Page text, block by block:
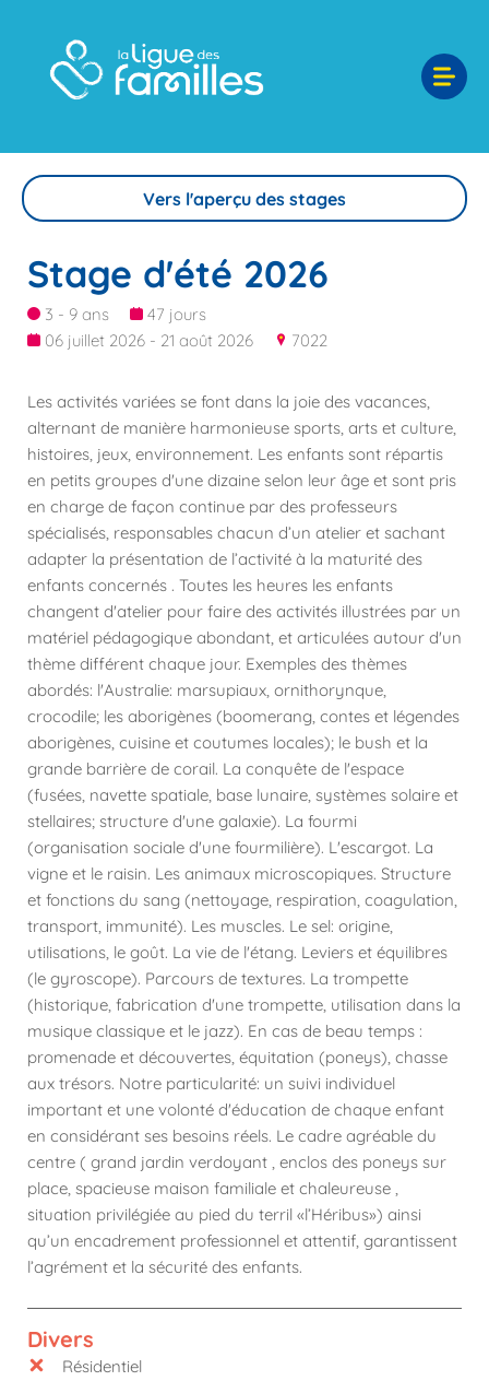
Vers l'aperçu des stages
Stage d'été 2026
3 - 9 ans
47 jours
06 juillet 2026 - 21 août 2026
7022
Les activités variées se font dans la joie des vacances,
alternant de manière harmonieuse sports, arts et culture,
histoires, jeux, environnement. Les enfants sont répartis
en petits groupes d'une dizaine selon leur âge et sont pris
en charge de façon continue par des professeurs
spécialisés, responsables chacun d’un atelier et sachant
adapter la présentation de l’activité à la maturité des
enfants concernés . Toutes les heures les enfants
changent d'atelier pour faire des activités illustrées par un
matériel pédagogique abondant, et articulées autour d'un
thème différent chaque jour. Exemples des thèmes
abordés: l'Australie: marsupiaux, ornithorynque,
crocodile; les aborigènes (boomerang, contes et légendes
aborigènes, cuisine et coutumes locales); le bush et la
grande barrière de corail. La conquête de l'espace
(fusées, navette spatiale, base lunaire, systèmes solaire et
stellaires; structure d'une galaxie). La fourmi
(organisation sociale d'une fourmilière). L'escargot. La
vigne et le raisin. Les animaux microscopiques. Structure
et fonctions du sang (nettoyage, respiration, coagulation,
transport, immunité). Les muscles. Le sel: origine,
utilisations, le goût. La vie de l'étang. Leviers et équilibres
(le gyroscope). Parcours de textures. La trompette
(historique, fabrication d'une trompette, utilisation dans la
musique classique et le jazz). En cas de beau temps :
promenade et découvertes, équitation (poneys), chasse
aux trésors. Notre particularité: un suivi individuel
important et une volonté d'éducation de chaque enfant
en considérant ses besoins réels. Le cadre agréable du
centre ( grand jardin verdoyant , enclos des poneys sur
place, spacieuse maison familiale et chaleureuse ,
situation privilégiée au pied du terril «l’Héribus») ainsi
qu’un encadrement professionnel et attentif, garantissent
l’agrément et la sécurité des enfants.
Divers
Résidentiel